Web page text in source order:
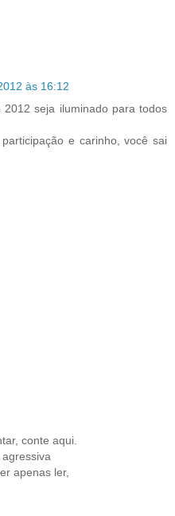
às 16:12
seja iluminado para todos
e carinho, você sai
conte aqui.
apenas ler,